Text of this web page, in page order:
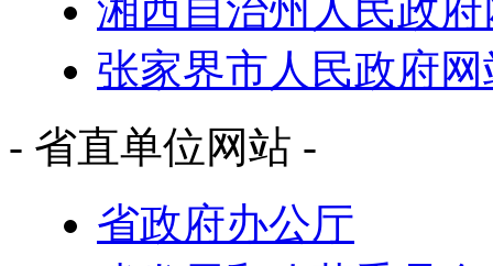
湘西自治州人民政
张家界市人民政府网
- 省直单位网站 -
省政府办公厅